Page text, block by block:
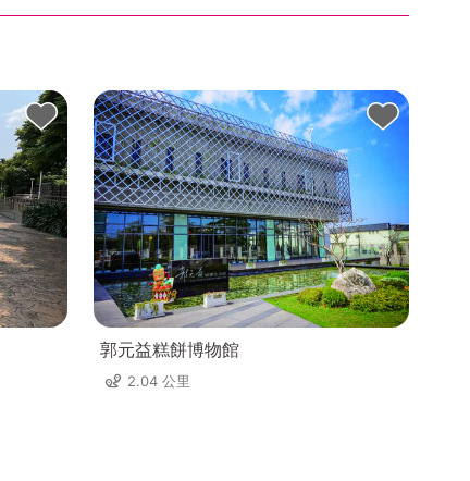
郭元益糕餅博物館
2.04 公里